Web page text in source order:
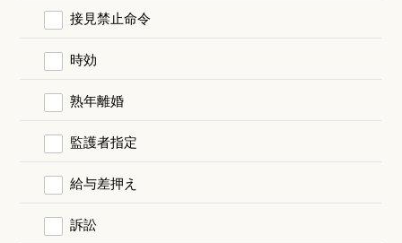
接見禁止命令
時効
熟年離婚
監護者指定
給与差押え
訴訟